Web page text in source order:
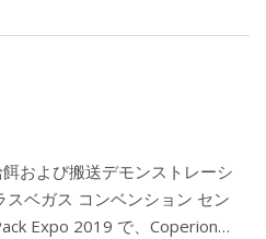
および搬送デモンストレーシ
スベガス コンベンション セン
Expo 2019 で、Coperion